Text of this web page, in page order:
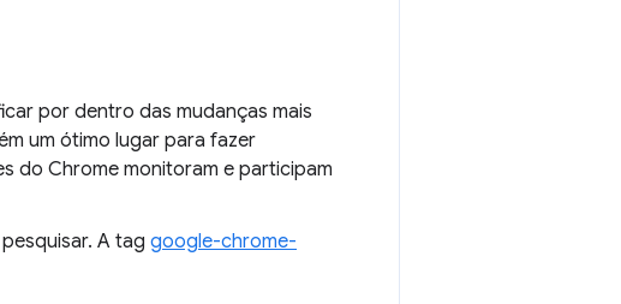
por dentro das mudanças mais
um ótimo lugar para fazer
do Chrome monitoram e participam
A tag google-chrome-